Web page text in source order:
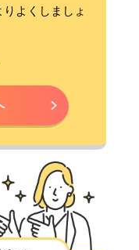
よくしましょ